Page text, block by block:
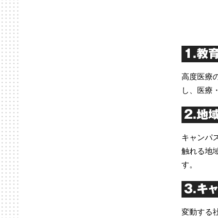
1.教
高度医療
し、医療
2.地
キャンパ
触れる地
す。
3.キ
変動する